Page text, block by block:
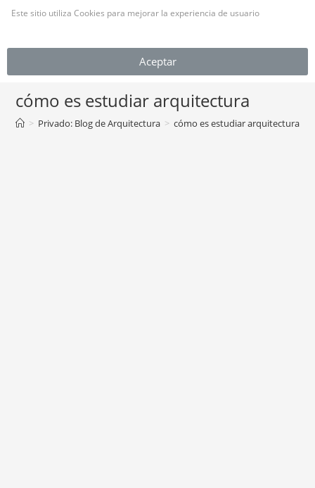
cómo es estudiar arquitectura
> Privado: Blog de Arquitectura > cómo es estudiar arquitectura
Este sitio utiliza Cookies para mejorar la experiencia de usuario
Aceptar